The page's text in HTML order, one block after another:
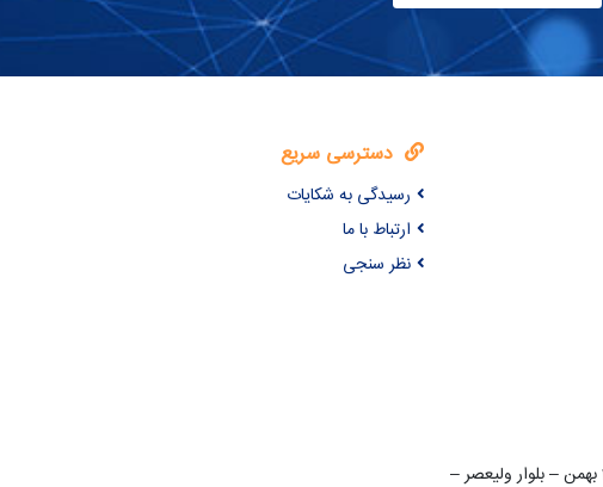
دسترسی سریع
رسیدگی به شکایات
ارتباط با ما
نظر سنجی
آدرس : خرم آباد – میدان 22 بهمن – بلوار ولیعصر –